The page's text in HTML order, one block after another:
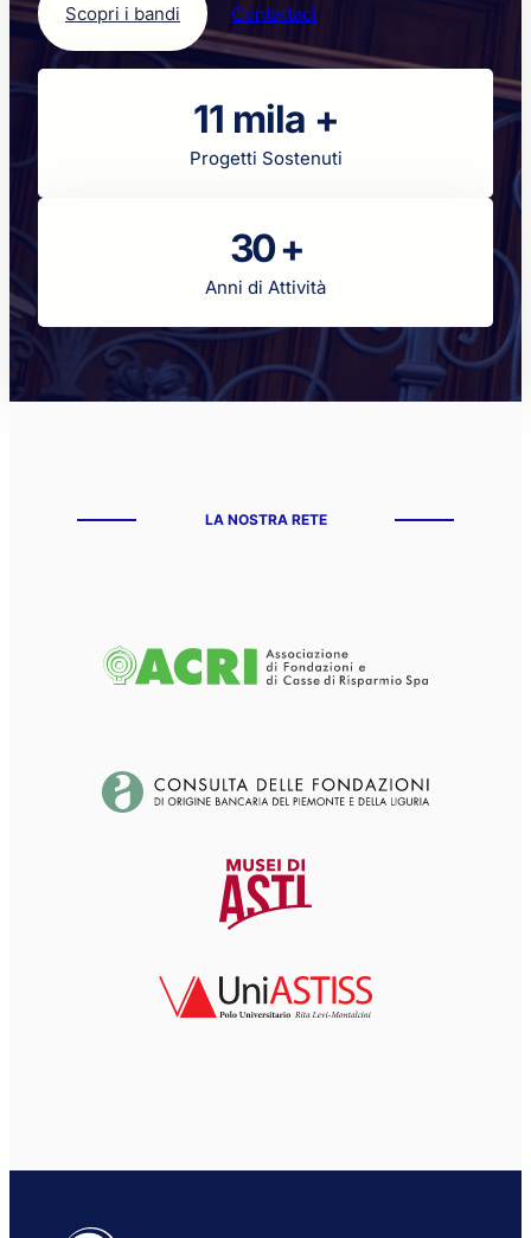
Scopri i bandi Contattaci
11 mila +
Progetti Sostenuti
30 +
Anni di Attività
LA NOSTRA RETE